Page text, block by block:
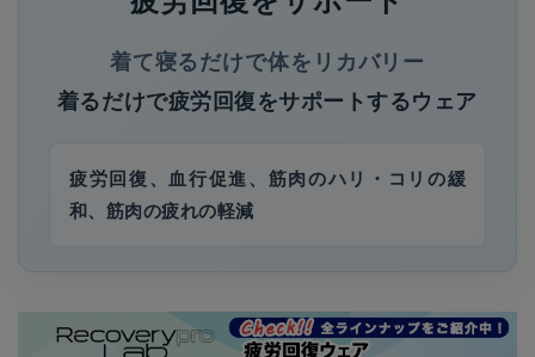
着て寝るだけで体をリカバリー
着るだけで疲労回復をサポートするウェア
疲労回復、血行促進、筋肉のハリ・コリの緩
和、筋肉の疲れの軽減